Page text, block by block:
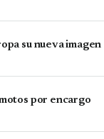
su nueva imagen
por encargo